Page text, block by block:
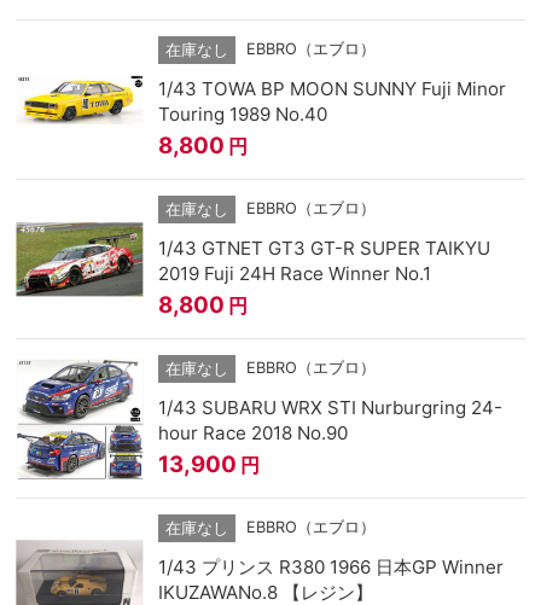
在庫なし EBBRO（エブロ）
1/43 TOWA BP MOON SUNNY Fuji Minor
Touring 1989 No.40
8,800 円
在庫なし EBBRO（エブロ）
1/43 GTNET GT3 GT-R SUPER TAIKYU
2019 Fuji 24H Race Winner No.1
8,800 円
在庫なし EBBRO（エブロ）
1/43 SUBARU WRX STI Nurburgring 24-
hour Race 2018 No.90
13,900 円
在庫なし EBBRO（エブロ）
1/43 プリンス R380 1966 日本GP Winner
IKUZAWANo.8 【レジン】